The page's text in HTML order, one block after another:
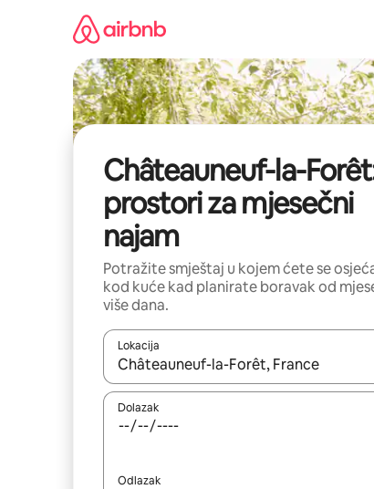
Châteauneuf-la-
prostori za mjesečni
najam
Potražite smještaj u kojem ćete se
kod kuće kad planirate boravak od
više dana.
Lokacija
Kada budu dostupni rezultati, moći ćete ih
Dolazak
Odlazak